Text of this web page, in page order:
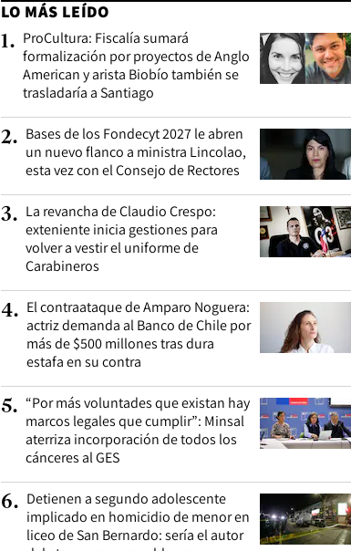
LO MÁS LEÍDO
1. ProCultura: Fiscalía sumará
formalización por proyectos de Anglo
American y arista Biobío también se
trasladaría a Santiago
2. Bases de los Fondecyt 2027 le abren
un nuevo flanco a ministra Lincolao,
esta vez con el Consejo de Rectores
3. La revancha de Claudio Crespo:
exteniente inicia gestiones para
volver a vestir el uniforme de
Carabineros
4. El contraataque de Amparo Noguera:
actriz demanda al Banco de Chile por
más de $500 millones tras dura
estafa en su contra
5. “Por más voluntades que existan hay
marcos legales que cumplir”: Minsal
aterriza incorporación de todos los
cánceres al GES
6. Detienen a segundo adolescente
implicado en homicidio de menor en
liceo de San Bernardo: sería el autor